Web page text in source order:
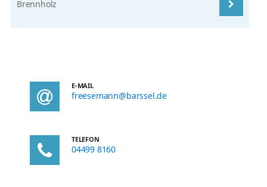
Brennholz
E-MAIL
freesemann@barssel.de
TELEFON
04499 8160